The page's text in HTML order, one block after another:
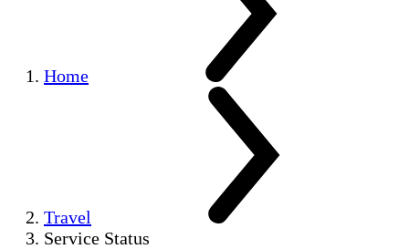
Home
Travel
Service Status